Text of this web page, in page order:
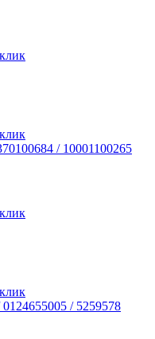
/ 10001100265
/ 5259578